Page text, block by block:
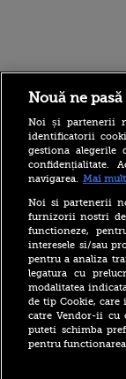
Nouă ne
Noi și partenerii
identificatorii
gestiona
confidențialitate.
navigarea. Mai
Noi si partenerii
furnizorii nostri de
functioneze,
interesele si/sau
pentru a analiza
legatura cu
modalitatea
de tip Cookie, care
catre Vendor-ii cu
puteti schimba
pentru